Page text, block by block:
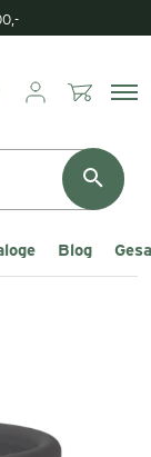
Blog